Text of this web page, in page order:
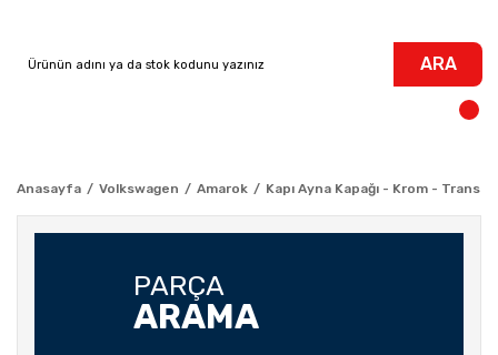
ARA
Anasayfa Volkswagen Amarok Kapı Ayna Kapağı - Krom -
PARÇA
ARAMA